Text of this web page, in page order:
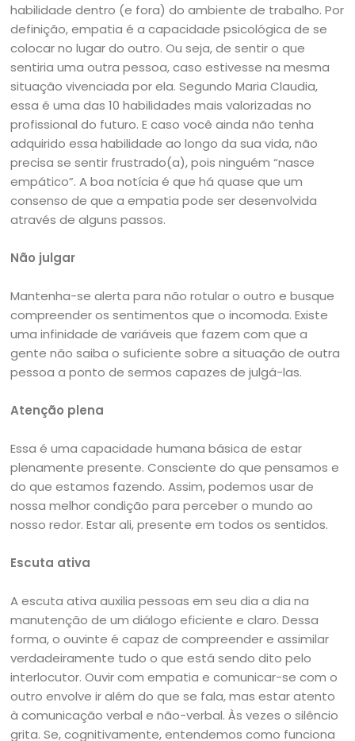
habilidade dentro (e fora) do ambiente de trabalho. Por
definição, empatia é a capacidade psicológica de se
colocar no lugar do outro. Ou seja, de sentir o que
sentiria uma outra pessoa, caso estivesse na mesma
situação vivenciada por ela. Segundo Maria Claudia,
essa é uma das 10 habilidades mais valorizadas no
profissional do futuro. E caso você ainda não tenha
adquirido essa habilidade ao longo da sua vida, não
precisa se sentir frustrado(a), pois ninguém “nasce
empático”. A boa notícia é que há quase que um
consenso de que a empatia pode ser desenvolvida
através de alguns passos.
Não julgar
Mantenha-se alerta para não rotular o outro e busque
compreender os sentimentos que o incomoda. Existe
uma infinidade de variáveis que fazem com que a
gente não saiba o suficiente sobre a situação de outra
pessoa a ponto de sermos capazes de julgá-las.
Atenção plena
Essa é uma capacidade humana básica de estar
plenamente presente. Consciente do que pensamos e
do que estamos fazendo. Assim, podemos usar de
nossa melhor condição para perceber o mundo ao
nosso redor. Estar ali, presente em todos os sentidos.
Escuta ativa
A escuta ativa auxilia pessoas em seu dia a dia na
manutenção de um diálogo eficiente e claro. Dessa
forma, o ouvinte é capaz de compreender e assimilar
verdadeiramente tudo o que está sendo dito pelo
interlocutor. Ouvir com empatia e comunicar-se com o
outro envolve ir além do que se fala, mas estar atento
à comunicação verbal e não-verbal. Às vezes o silêncio
grita. Se, cognitivamente, entendemos como funciona